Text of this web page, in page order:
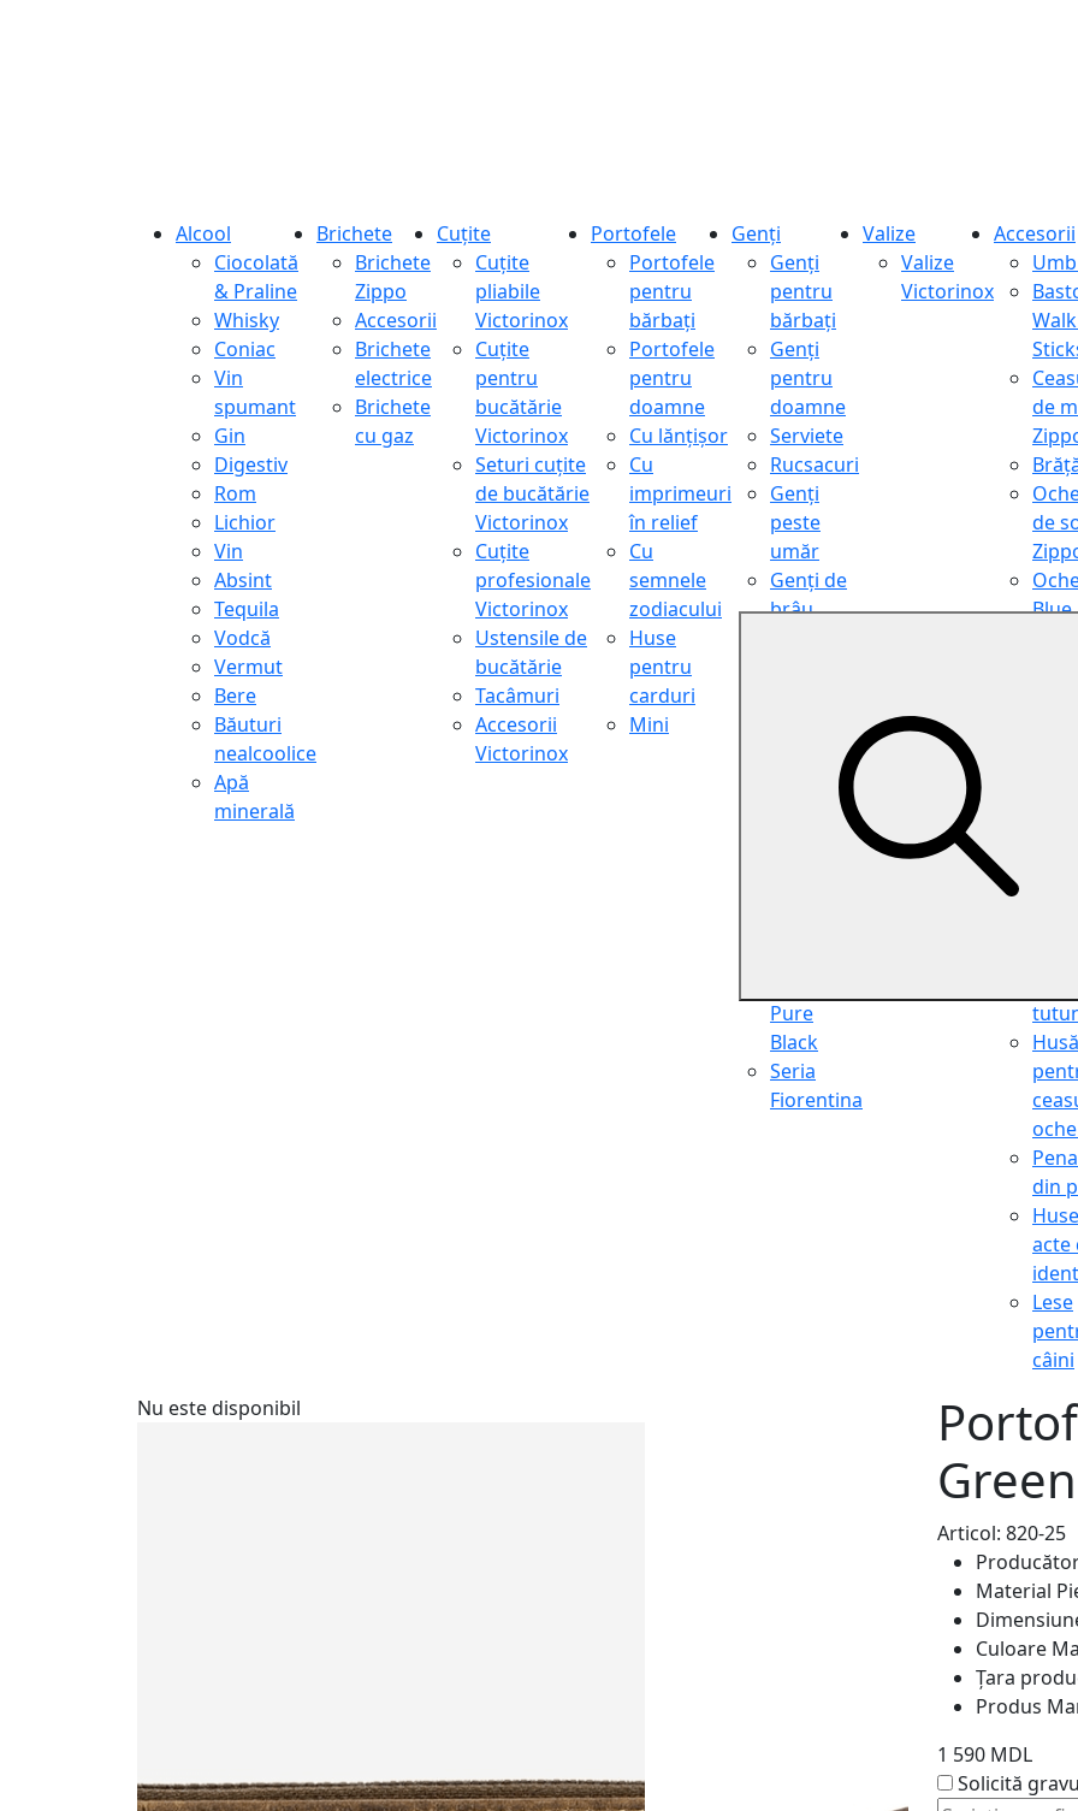
Alcool
Ciocolată
& Praline
Whisky
Coniac
Vin
spumant
Gin
Digestiv
Rom
Lichior
Vin
Absint
Tequila
Vodcă
Vermut
Bere
Băuturi
nealcoolice
Apă
minerală
Brichete
Brichete
Zippo
Accesorii
Brichete
electrice
Brichete
cu gaz
Cuțite
Cuțite
pliabile
Victorinox
Cuțite
pentru
bucătărie
Victorinox
Seturi cuțite
de bucătărie
Victorinox
Cuțite
profesionale
Victorinox
Ustensile de
bucătărie
Tacâmuri
Accesorii
Victorinox
Portofele
Portofele
pentru
bărbați
Portofele
pentru
doamne
Cu lănțișor
Cu
imprimeuri
în relief
Cu
semnele
zodiacului
Huse
pentru
carduri
Mini
Genți
Genți
pentru
bărbați
Genți
pentru
doamne
Serviete
Rucsacuri
Genți
peste
umăr
Genți de
brâu
cosmetice
Pure
Black
Seria
Fiorentina
Valize
Valize
Victorinox
Accesorii
de
de
Blue
Husă
din
Huse
acte
Lese
câini
Nu este disponibil
Articol: 820-25
Material
Culoare
Țara
Produs
1 590 MDL
Solicită